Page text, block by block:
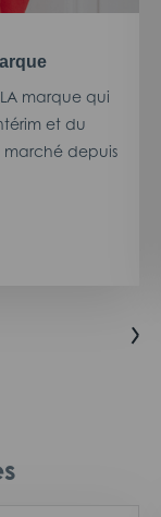
marque qui
et du
marché depuis